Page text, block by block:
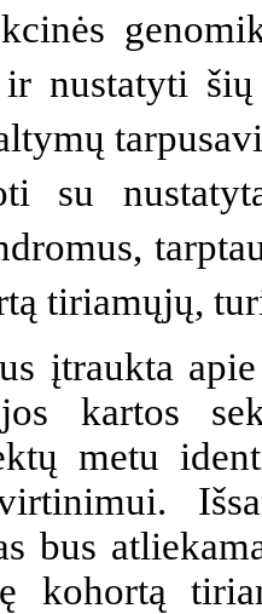
nustatyti
su
tiriamųjų,
įtraukta
kartos
metu
bus
kohortą